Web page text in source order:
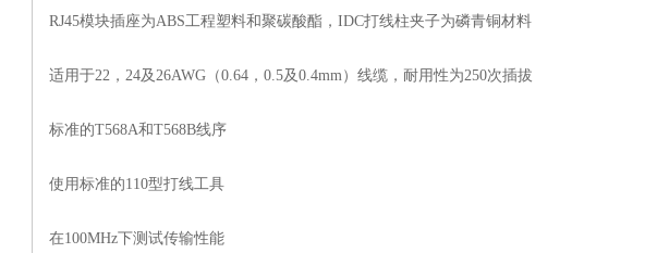
RJ45模块插座为ABS工程塑料和聚碳酸酯，IDC打线柱夹子为磷青铜材料
适用于22，24及26AWG（0.64，0.5及0.4mm）线缆，耐用性为250次插拔
标准的T568A和T568B线序
使用标准的110型打线工具
在100MHz下测试传输性能